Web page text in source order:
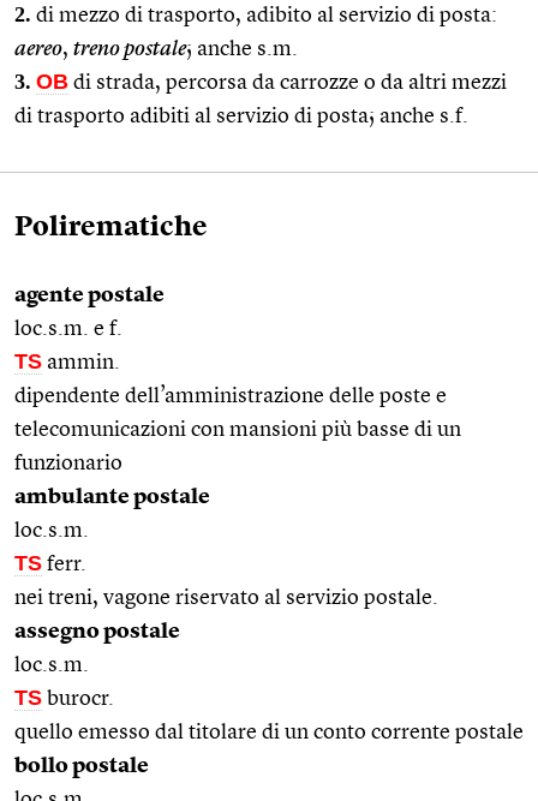
2. di mezzo di trasporto, adibito al servizio di posta:
aereo, treno postale; anche s.m.
3. OB di strada, percorsa da carrozze o da altri mezzi
di trasporto adibiti al servizio di posta; anche s.f.
Polirematiche
agente postale
loc.s.m. e f.
TS ammin.
dipendente dell’amministrazione delle poste e
telecomunicazioni con mansioni più basse di un
funzionario
ambulante postale
loc.s.m.
TS ferr.
nei treni, vagone riservato al servizio postale.
assegno postale
loc.s.m.
TS burocr.
quello emesso dal titolare di un conto corrente postale
bollo postale